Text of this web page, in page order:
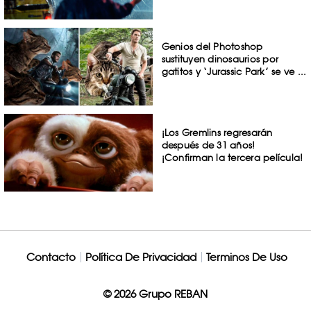
Genios del Photoshop
sustituyen dinosaurios por
gatitos y ‘Jurassic Park’ se ve ...
¡Los Gremlins regresarán
después de 31 años!
¡Confirman la tercera película!
Contacto Política De Privacidad Terminos De Uso
© 2026 Grupo REBAN